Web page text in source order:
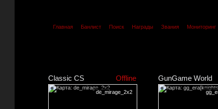
Главная Банлист Поиск Награды Звания Мониторинг
Classic CS Offline
de_mirage_2x2
GunGame World